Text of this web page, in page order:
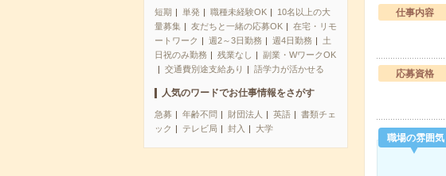
短期 単発 職種未経験OK
10名以上の大
量募集
友だちと一緒の応募OK
在宅・リモ
ートワーク
週2～3日勤務 週4日勤務
土
日祝のみ勤務
残業なし
副業・WワークOK
交通費別途支給あり
語学力が活かせる
人気のワードでお仕事情報をさがす
急募 年齢不問 財団法人 英語
書類チェ
ック
テレビ局 封入 大学
仕事内容
応募資格
職場の雰囲気